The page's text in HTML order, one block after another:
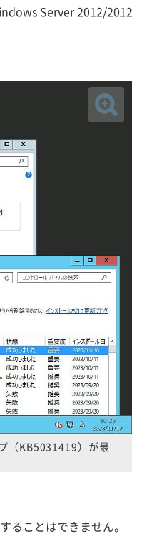
Server 2012/2012
（KB5031419）が最
ことはできません。